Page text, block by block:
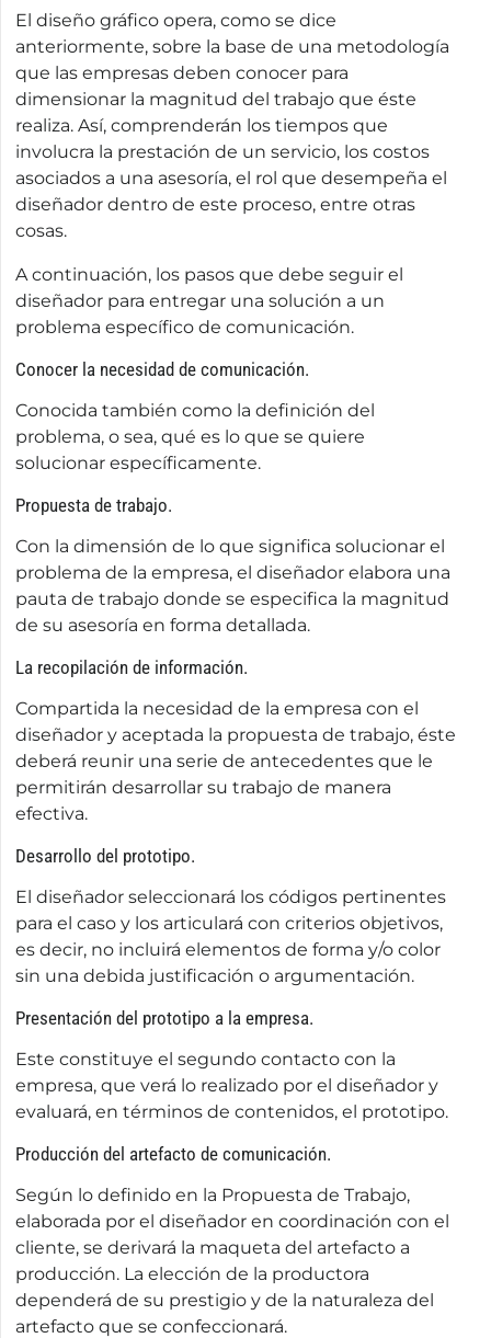
El diseño gráfico opera, como se dice
anteriormente, sobre la base de una metodología
que las empresas deben conocer para
dimensionar la magnitud del trabajo que éste
realiza. Así, comprenderán los tiempos que
involucra la prestación de un servicio, los costos
asociados a una asesoría, el rol que desempeña el
diseñador dentro de este proceso, entre otras
cosas.
A continuación, los pasos que debe seguir el
diseñador para entregar una solución a un
problema específico de comunicación.
Conocer la necesidad de comunicación.
Conocida también como la definición del
problema, o sea, qué es lo que se quiere
solucionar específicamente.
Propuesta de trabajo.
Con la dimensión de lo que significa solucionar el
problema de la empresa, el diseñador elabora una
pauta de trabajo donde se especifica la magnitud
de su asesoría en forma detallada.
La recopilación de información.
Compartida la necesidad de la empresa con el
diseñador y aceptada la propuesta de trabajo, éste
deberá reunir una serie de antecedentes que le
permitirán desarrollar su trabajo de manera
efectiva.
Desarrollo del prototipo.
El diseñador seleccionará los códigos pertinentes
para el caso y los articulará con criterios objetivos,
es decir, no incluirá elementos de forma y/o color
sin una debida justificación o argumentación.
Presentación del prototipo a la empresa.
Este constituye el segundo contacto con la
empresa, que verá lo realizado por el diseñador y
evaluará, en términos de contenidos, el prototipo.
Producción del artefacto de comunicación.
Según lo definido en la Propuesta de Trabajo,
elaborada por el diseñador en coordinación con el
cliente, se derivará la maqueta del artefacto a
producción. La elección de la productora
dependerá de su prestigio y de la naturaleza del
artefacto que se confeccionará.